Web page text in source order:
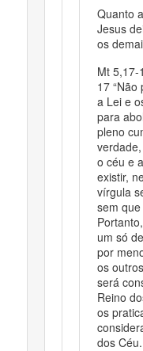
Quanto
Jesus
os
Mt 5,17-
17
a Lei e
para
pleno
o céu e
existir,
vírgula
sem
um só
por
os
será
Reino
os
dos Céu.